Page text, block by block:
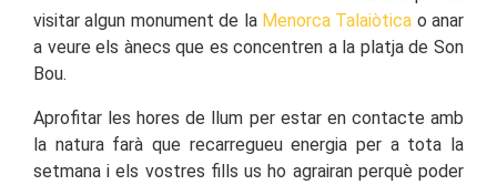
visitar algun monument de la Menorca Talaiòtica o anar
a veure els ànecs que es concentren a la platja de Son
Bou.
Aprofitar les hores de llum per estar en contacte amb
la natura farà que recarregueu energia per a tota la
setmana i els vostres fills us ho agrairan perquè poder